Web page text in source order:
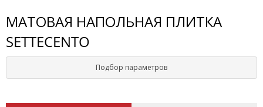
МАТОВАЯ НАПОЛЬНАЯ ПЛИТКА
SETTECENTO
Подбор параметров